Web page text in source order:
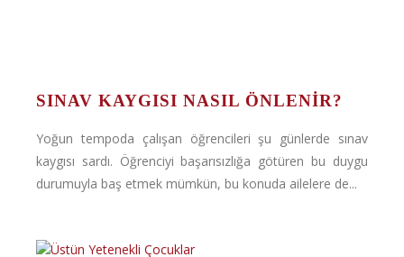
SINAV KAYGISI NASIL ÖNLENIR?
Yoğun tempoda çalışan öğrencileri şu günlerde sınav
kaygısı sardı. Öğrenciyi başarısızlığa götüren bu duygu
durumuyla baş etmek mümkün, bu konuda ailelere de...